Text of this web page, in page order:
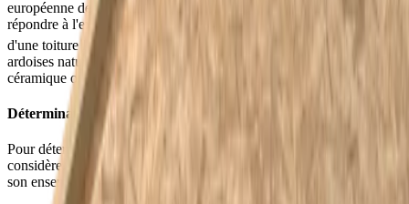
européenne de réaction au feu. Les couvertures de toit doivent
répondre à l'exigence B
(t1). Cette classe reflète la performance
d'une toiture lorsqu'elle est exposée à un incendie extérieur. Les
ardoises naturelles et les tuiles en béton, en argile cuite, en
céramique ou en acier appartiennent à cette classe.
Détermination du niveau de sécurité incendie
Pour déterminer le degré de sécurité incendie d'un bâtiment, on ne
considère pas les matériaux individuellement, mais la structure dans
son ensemble.